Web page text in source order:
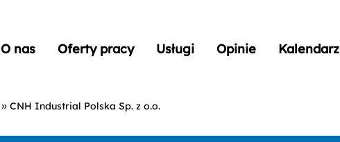
O nas Oferty pracy Usługi Opinie Kalendarz
» CNH Industrial Polska Sp. z o.o.